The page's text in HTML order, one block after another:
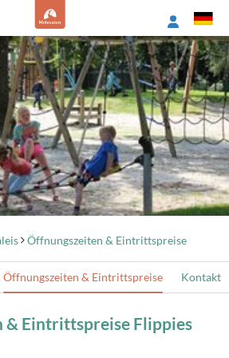
Öffnungszeiten & Eintrittspreise
Öffnungszeiten & Eintrittspreise Kontakt
& Eintrittspreise Flippies